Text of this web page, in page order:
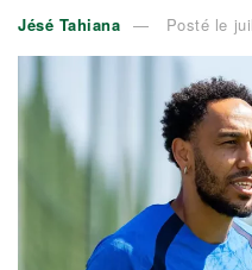
Jésé Tahiana Posté le